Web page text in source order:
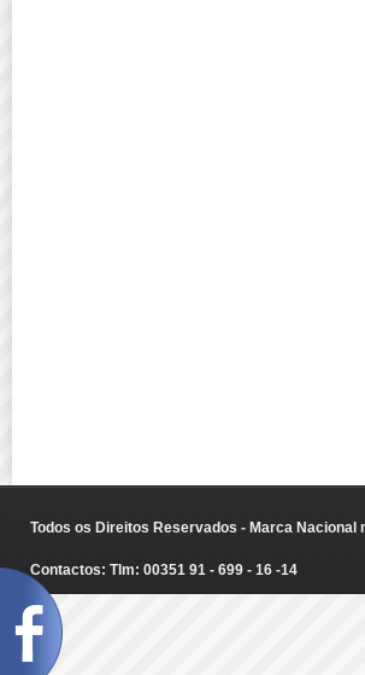
Todos os Direitos Reservados - Marca Nacional
Contactos: Tlm: 00351 91 - 699 - 16 -14